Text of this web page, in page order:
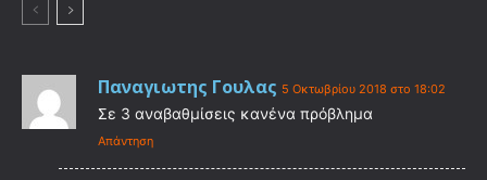
Παναγιωτης Γουλας 5 Οκτωβρίου 2018 στο 18:02
Σε 3 αναβαθμίσεις κανένα πρόβλημα
Απάντηση